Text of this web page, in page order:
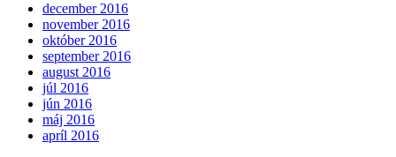
december 2016
november 2016
október 2016
september 2016
august 2016
júl 2016
jún 2016
máj 2016
apríl 2016